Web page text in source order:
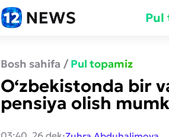
Pul
Bosh sahifa / Pul topamiz
O‘zbekistonda bir
pensiya olish